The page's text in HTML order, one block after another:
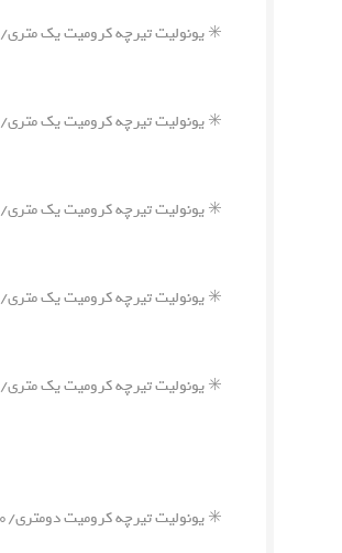
✳️ یونولیت تیرچه کرومیت یک متری/۹۰۰ الی ۱۰۰۰ گرم ⬅️ ۶۵۰,۰۰۰ ریال
✳️ یونولیت تیرچه کرومیت یک متری/۱۰۰۰ الی ۱۱۰۰ گرم ⬅️۷۰۰,۰۰۰ ریال
✳️ یونولیت تیرچه کرومیت یک متری/۱۱۰۰ الی ۱۲۰۰ گرم ⬅️۷۵۰,۰۰۰ ریال
✳️ یونولیت تیرچه کرومیت یک متری/۱۲۰۰ الی ۱۳۰۰ گرم ⬅️۸۰۰,۰۰۰ ریال
✳️ یونولیت تیرچه کرومیت یک متری/۱۳۰۰ الی ۱۴۰۰ گرم ⬅️۸۵۰,۰۰۰ ریال
✳️ یونولیت تیرچه کرومیت دومتری/۱۵۰۰ الی ۱۶۰۰گرم ⬅️۱,۱۰۰,۰۰۰ ریال